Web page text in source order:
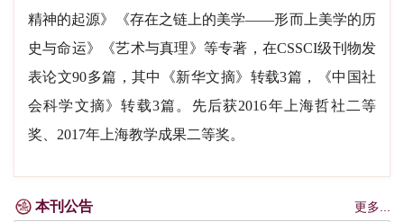
精神的起源》《存在之链上的美学——形而上美学的历
史与命运》《艺术与真理》等专著，在CSSCI级刊物发
表论文90多篇，其中《新华文摘》转载3篇，《中国社
会科学文摘》转载3篇。先后获2016年上海哲社二等
奖、2017年上海教学成果二等奖。
本刊公告 更多...